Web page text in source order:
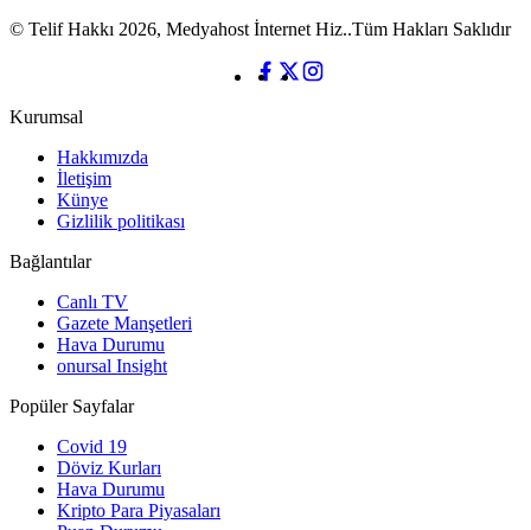
© Telif Hakkı 2026, Medyahost İnternet Hiz..Tüm Hakları Saklıdır
Kurumsal
Hakkımızda
İletişim
Künye
Gizlilik politikası
Bağlantılar
Canlı TV
Gazete Manşetleri
Hava Durumu
onursal Insight
Popüler Sayfalar
Covid 19
Döviz Kurları
Hava Durumu
Kripto Para Piyasaları